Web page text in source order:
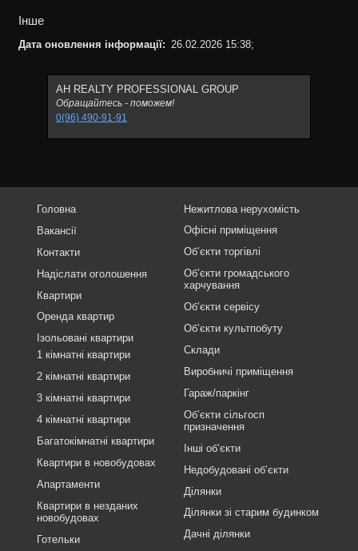
Інше
Дата оновлення інформації: 26.02.2026 15:38;
АН REALTY PROFESSIONAL GROUP
Обращайтесь - поможем!
0(96) 490-91-91
Головна
Вакансії
Контакти
Надіслати оголошення
Квартири
Оренда квартир
Ізольовані квартири
1 кімнатні квартири
2 кімнатні квартири
3 кімнатні квартири
4 кімнатні квартири
Багатокімнатні квартири
Квартири в новобудовах
Апартаменти
Квартири в незданих
новобудовах
Готельки
Нежитлова нерухомість
Офісні приміщення
Об’єкти торгівлі
Об’єкти громадського
харчування
Об’єкти сервісу
Об’єкти культпобуту
Склади
Виробничі приміщення
Гараж/паркінг
Об’єкти сільгосп
призначення
Інші об’єкти
Недобудовані об’єкти
Ділянки
Ділянки зі старим будинком
Дачні ділянки